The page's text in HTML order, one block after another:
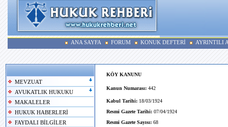
ANA SAYFA FORUM KONUK DEFTERİ AYRINTILI
MEVZUAT
AVUKATLIK HUKUKU
MAKALELER
HUKUK HABERLERİ
FAYDALI BİLGİLER
KÖY KANUNU
Kanun Numarası: 442
Kabul Tarihi: 18/03/1924
Resmi Gazete Tarihi: 07/04/1924
Resmi Gazete Sayısı: 68